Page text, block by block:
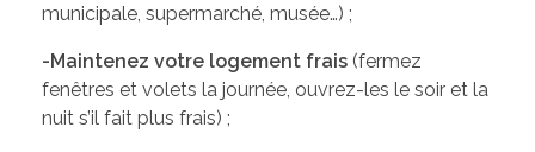
municipale, supermarché, musée…) ;
-Maintenez votre logement frais (fermez
fenêtres et volets la journée, ouvrez-les le soir et la
nuit s’il fait plus frais) ;